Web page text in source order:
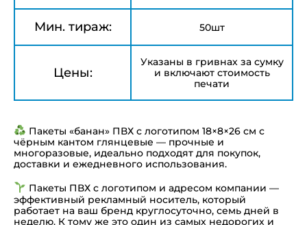
Мин. тираж: 50шт
Цены:
Указаны в гривнах за сумку
и включают стоимость
печати
Пакеты «банан» ПВХ с логотипом 18×8×26 см с
чёрным кантом глянцевые — прочные и
многоразовые, идеально подходят для покупок,
доставки и ежедневного использования.
Пакеты ПВХ с логотипом и адресом компании —
эффективный рекламный носитель, который
работает на ваш бренд круглосуточно, семь дней в
неделю. К тому же это один из самых недорогих и